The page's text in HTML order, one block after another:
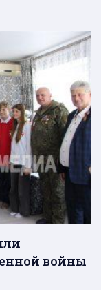
войны